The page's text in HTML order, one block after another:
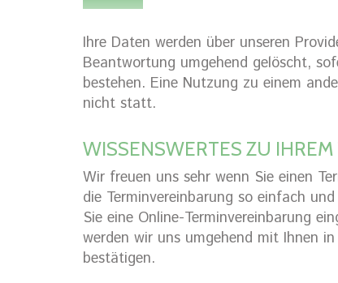
Ihre Daten werden über unseren
Beantwortung umgehend gelöscht,
bestehen. Eine Nutzung zu einem
nicht statt.
WISSENSWERTES ZU IHREM
Wir freuen uns sehr wenn Sie einen
die Terminvereinbarung so einfach
Sie eine Online-Terminvereinbarung
werden wir uns umgehend mit Ihnen
bestätigen.